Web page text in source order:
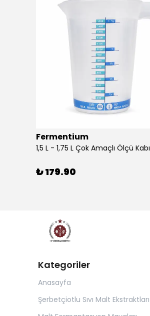
Fermentium
₺ 179.90
Kategoriler
Anasayfa
Şerbetçiotlu Sıvı Malt Ekstraktları